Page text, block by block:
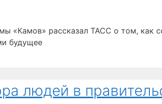
«Камов» рассказал ТАСС о том, как
будущее
людей в